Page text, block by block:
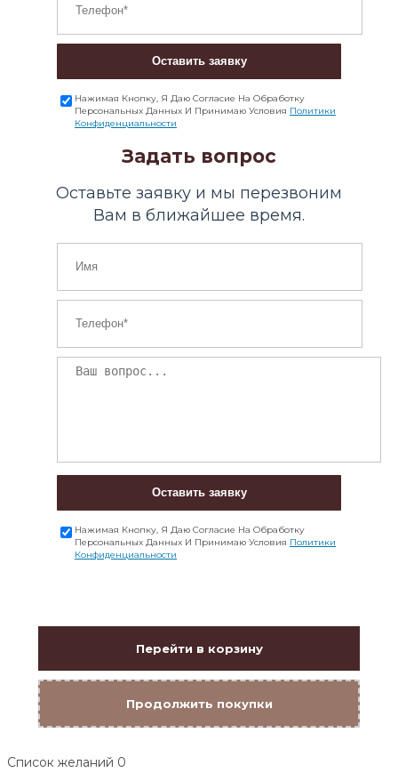
Оставить заявку
Нажимая Кнопку, Я Даю Согласие На Обработку
Персональных Данных И Принимаю Условия Политики
Конфиденциальности
Задать вопрос
Оставьте заявку и мы перезвоним
Вам в ближайшее время.
Оставить заявку
Нажимая Кнопку, Я Даю Согласие На Обработку
Персональных Данных И Принимаю Условия Политики
Конфиденциальности
Перейти в корзину
Продолжить покупки
Список желаний 0